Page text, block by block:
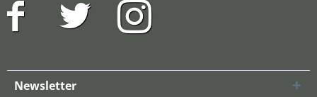
Newsletter